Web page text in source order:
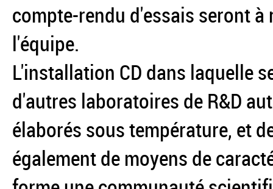
compte-rendu d'essais seront
l'équipe.
L'installation CD dans laquelle
d'autres laboratoires de R&D
élaborés sous température, et
également de moyens de